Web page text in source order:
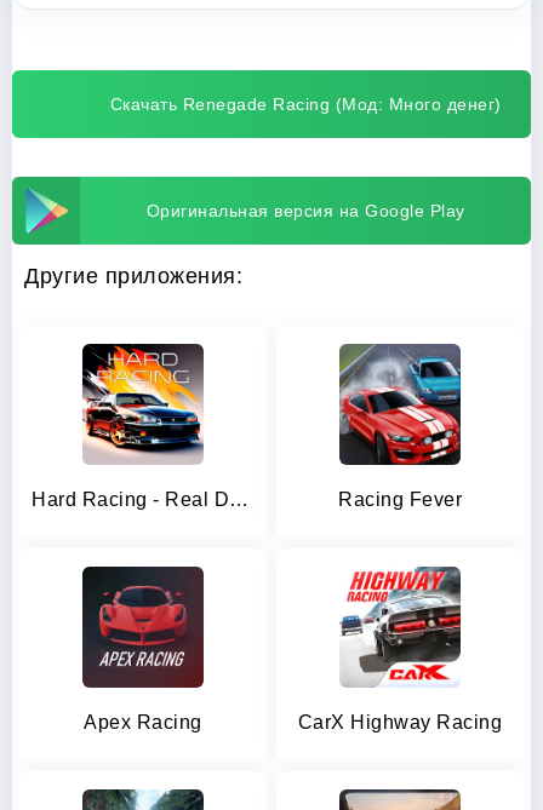
Скачать Renegade Racing (Мод: Много денег)
Оригинальная версия на Google Play
Другие приложения:
Hard Racing - Real Drag Racing Racing Fever
Apex Racing CarX Highway Racing